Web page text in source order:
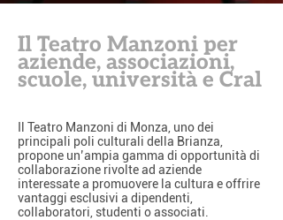
Il Teatro Manzoni per
aziende, associazioni,
scuole, università e Cral
Il Teatro Manzoni di Monza, uno dei
principali poli culturali della Brianza,
propone un’ampia gamma di opportunità di
collaborazione rivolte ad aziende
interessate a promuovere la cultura e offrire
vantaggi esclusivi a dipendenti,
collaboratori, studenti o associati.